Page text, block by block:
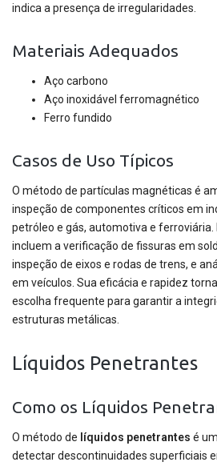
indica a presença de irregularidades.
Materiais Adequados
Aço carbono
Aço inoxidável ferromagnético
Ferro fundido
Casos de Uso Típicos
O método de partículas magnéticas é
inspeção de componentes críticos em
petróleo e gás, automotiva e ferroviária.
incluem a verificação de fissuras em
inspeção de eixos e rodas de trens, e
em veículos. Sua eficácia e rapidez
escolha frequente para garantir a
estruturas metálicas.
Líquidos Penetrantes
Como os Líquidos
O método de líquidos penetrantes é
detectar descontinuidades superficiais